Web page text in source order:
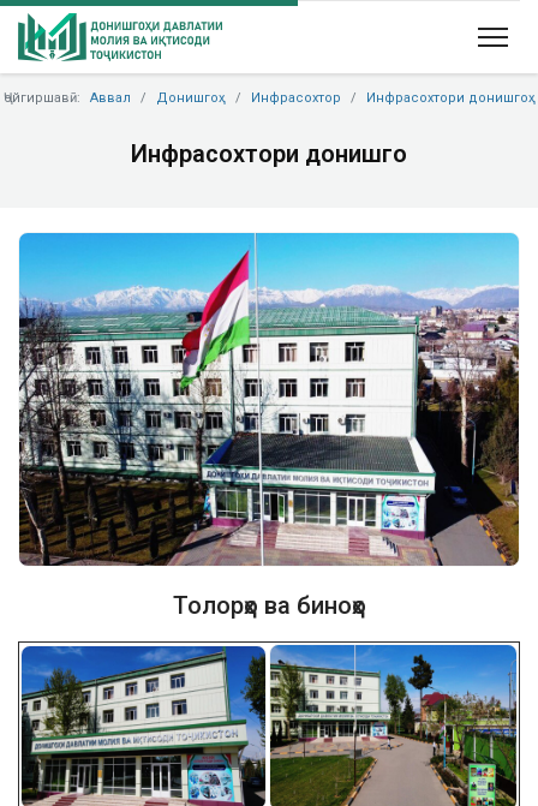
Ҷойгиршавӣ: Аввал Донишгоҳ Инфрасохтор Инфрасохтори донишгоҳ
Инфрасохтори донишгоҳ
Толорҳо ва биноҳо